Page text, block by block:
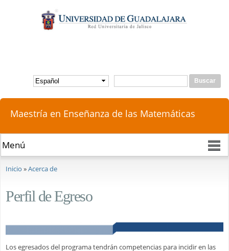
contenido
principal
Formulario de búsqueda
Buscar
Maestría en Enseñanza de las Matemáticas
Inicio »Acerca de
Perfil de Egreso
Los egresados del programa tendrán competencias para incidir en las